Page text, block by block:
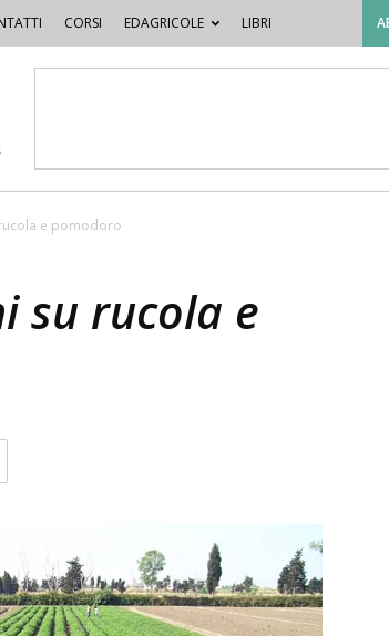
CORSI EDAGRICOLE LIBRI
rucola e pomodoro
su rucola e